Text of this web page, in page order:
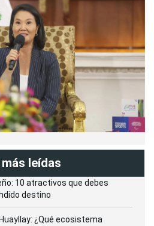
leídas
10 atractivos que debes
destino
¿Qué ecosistema